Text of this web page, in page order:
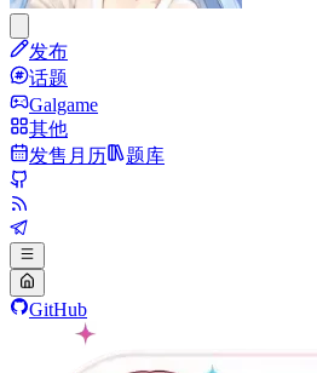
发布
话题
Galgame
其他
发售月历
题库
GitHub